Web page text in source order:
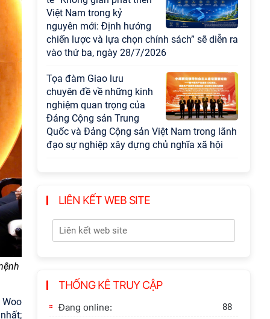
Việt Nam trong kỷ
nguyên mới: Định hướng
chiến lược và lựa chọn chính sách” sẽ diễn ra
vào thứ ba, ngày 28/7/2026
Tọa đàm Giao lưu
chuyên đề về những kinh
nghiệm quan trọng của
Đảng Cộng sản Trung
Quốc và Đảng Cộng sản Việt Nam trong lãnh
đạo sự nghiệp xây dựng chủ nghĩa xã hội
Việt Nam làm việc với
Chương trình khoa học và công nghệ trọng
điểm cấp Bộ
tế Việt Nam 6 tháng đầu
năm 2026: Thách thức,
động lực và triển vọng
phát triển"
LIÊN KẾT WEB SITE
THỐNG KÊ TRUY CẬP
Đang online: 88